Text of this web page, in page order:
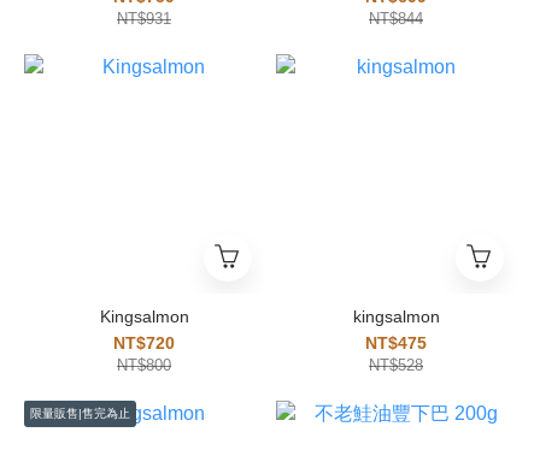
NT$931 NT$844
Kingsalmon
NT$720
NT$800
kingsalmon
NT$475
NT$528
限量販售|售完為止